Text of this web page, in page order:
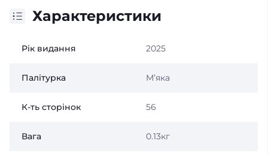
Характеристики
Рік видання 2025
Палітурка Мʼяка
К-ть сторінок 56
Вага 0.13кг